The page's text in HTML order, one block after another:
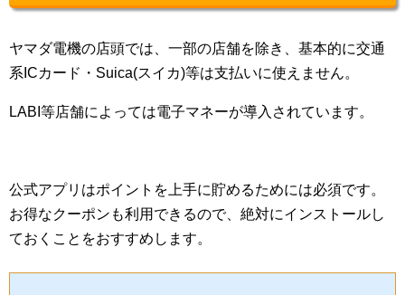
ヤマダ電機の店頭では、一部の店舗を除き、基本的に交通
系ICカード・Suica(スイカ)等は支払いに使えません。
LABI等店舗によっては電子マネーが導入されています。
公式アプリはポイントを上手に貯めるためには必須です。
お得なクーポンも利用できるので、絶対にインストールし
ておくことをおすすめします。